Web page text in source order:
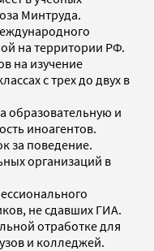
Минтруда.
на территории РФ.
на изучение
с трех до двух в
образовательную и
иноагентов.
за поведение.
организаций в
не сдавших ГИА.
отработке для
и колледжей.